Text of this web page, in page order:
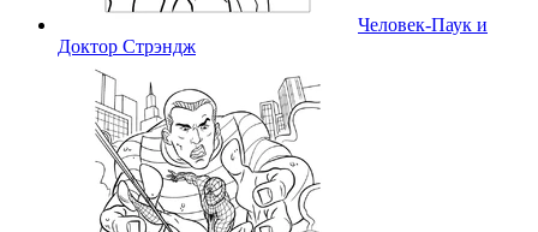
Человек-Паук и
Доктор Стрэндж